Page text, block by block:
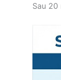
Sau